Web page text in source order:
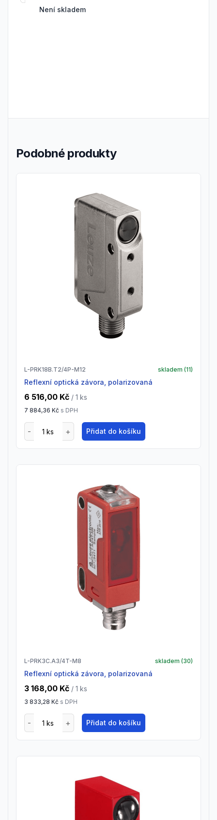
Není skladem
Podobné produkty
L-PRK18B.T2/4P-M12 skladem (11)
Reflexní optická závora, polarizovaná
6 516,00 Kč / 1 ks
7 884,36 Kč s DPH
Přidat do košíku
L-PRK3C.A3/4T-M8 skladem (30)
Reflexní optická závora, polarizovaná
3 168,00 Kč / 1 ks
3 833,28 Kč s DPH
Přidat do košíku